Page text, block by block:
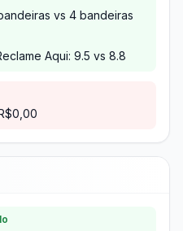
vs 4 bandeiras
Aqui: 9.5 vs 8.8